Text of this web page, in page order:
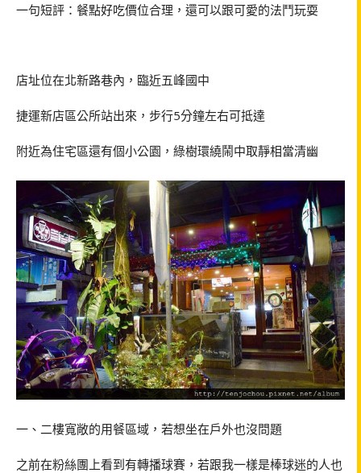
一句短評：餐點好吃價位合理，還可以跟可愛的法鬥玩耍
店址位在北新路巷內，臨近五峰國中
捷運新店區公所站出來，步行5分鐘左右可抵達
附近為住宅區還有個小公園，綠樹環繞鬧中取靜相當清幽
一、二樓寬敞的用餐區域，若想坐在戶外也沒問題
之前在粉絲團上看到有轉播球賽，若跟我一樣是棒球迷的人也